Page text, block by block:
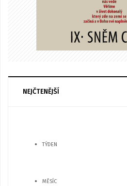
NEJČTENĚJŠÍ
TÝDEN
MĚSÍC